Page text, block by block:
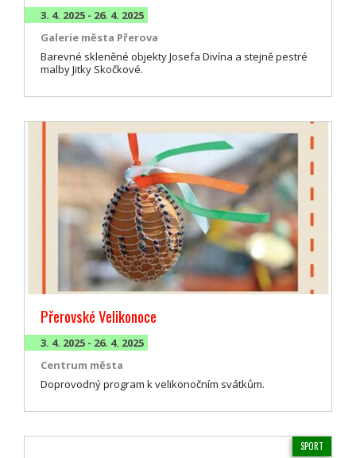
3. 4. 2025 - 26. 4. 2025
Galerie města Přerova
Barevné skleněné objekty Josefa Divína a stejně pestré
malby Jitky Skočkové.
Přerovské Velikonoce
3. 4. 2025 - 26. 4. 2025
Centrum města
Doprovodný program k velikonočním svátkům.
SPORT